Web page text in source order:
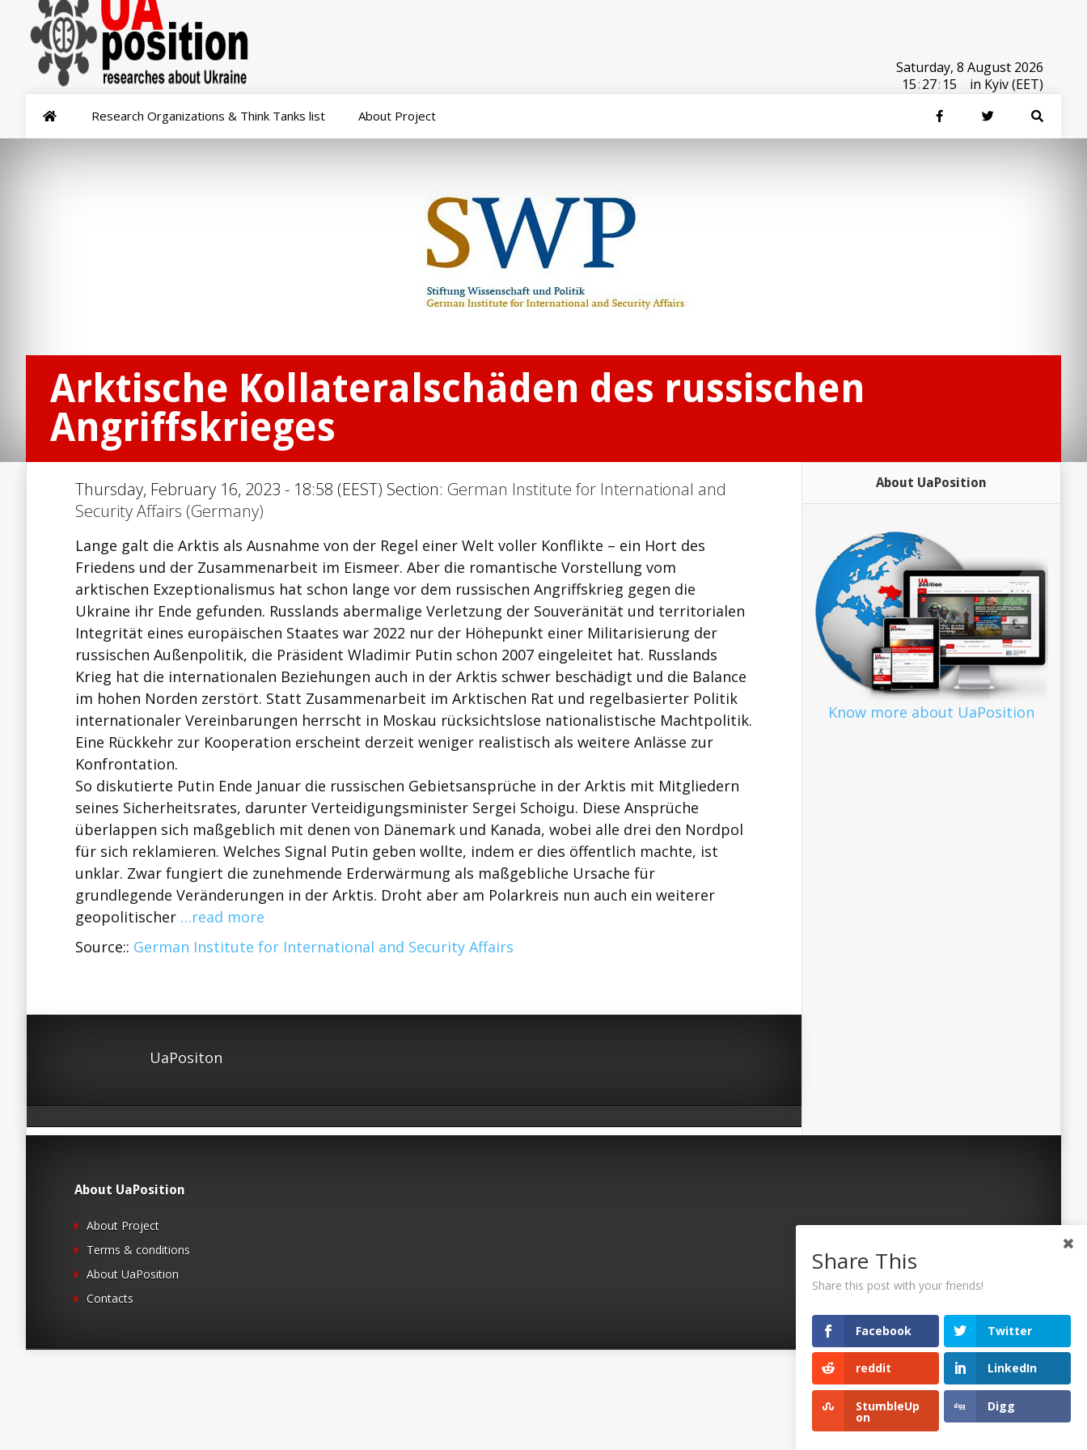
Saturday, 8 August 2026
15:27: 15 in Kyiv (EET)
Research Organizations & Think Tanks list About Project
Arktische Kollateralschäden des russischen
Angriffskrieges
Thursday, February 16, 2023 - 18:58 (EEST) Section: German Institute for International and
Security Affairs (Germany)
Lange galt die Arktis als Ausnahme von der Regel einer Welt voller Konflikte – ein Hort des
Friedens und der Zusammenarbeit im Eismeer. Aber die romantische Vorstellung vom
arktischen Exzeptionalismus hat schon lange vor dem russischen Angriffskrieg gegen die
Ukraine ihr Ende gefunden. Russlands abermalige Verletzung der Souveränität und territorialen
Integrität eines europäischen Staates war 2022 nur der Höhepunkt einer Militarisierung der
russischen Außenpolitik, die Präsident Wladimir Putin schon 2007 eingeleitet hat. Russlands
Krieg hat die internationalen Beziehungen auch in der Arktis schwer beschädigt und die Balance
im hohen Norden zerstört. Statt Zusammenarbeit im Arktischen Rat und regel­basierter Politik
internationaler Vereinbarungen herrscht in Moskau rücksichtslose nationalistische Macht­politik.
Eine Rückkehr zur Kooperation erscheint derzeit weniger realistisch als weitere Anlässe zur
Konfrontation.
So diskutierte Putin Ende Januar die russischen Gebietsansprüche in der Arktis mit Mitgliedern
seines Sicherheitsrates, darunter Verteidigungsminister Sergei Schoigu. Diese Ansprüche
überlappen sich maßgeblich mit denen von Dänemark und Kanada, wobei alle drei den Nordpol
für sich reklamieren. Welches Signal Putin geben wollte, indem er dies öffentlich machte, ist
unklar. Zwar fungiert die zunehmende Erderwärmung als maßgebliche Ursache für
grundlegende Veränderungen in der Arktis. Droht aber am Polarkreis nun auch ein weiterer
geopolitischer …read more
Source:: German Institute for International and Security Affairs
UaPositon
About UaPosition
Know more about UaPosition
About UaPosition
About Project
Terms & conditions
About UaPosition
Contacts
©2026 Uaposition. All Right Reserved.
Share This
Share this post with your friends!
Facebook Twitter
reddit LinkedIn
StumbleUp
on
Digg